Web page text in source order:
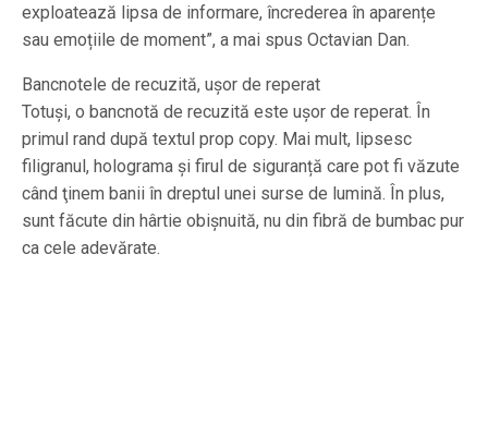
exploatează lipsa de informare, încrederea în aparențe
sau emoțiile de moment”, a mai spus Octavian Dan.
Bancnotele de recuzită, uşor de reperat
Totuşi, o bancnotă de recuzită este ușor de reperat. În
primul rand după textul prop copy. Mai mult, lipsesc
filigranul, holograma şi firul de siguranță care pot fi văzute
când ţinem banii în dreptul unei surse de lumină. În plus,
sunt făcute din hârtie obișnuită, nu din fibră de bumbac pur
ca cele adevărate.